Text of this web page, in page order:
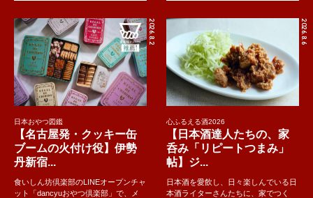
2026.8.2
日本おやつ図鑑
【名古屋発・クッキー缶
ブームの火付け役】伊勢
丹新宿...
食いしん坊倶楽部のLINEオープンチャ
ット「dancyuおやつ倶楽部」で、メ
2026.8.6
心ふるえる酒2026
【日本酒達人たちの、家
呑み「リピートつまみ」
帖】ジ...
日本酒を愛飲し、日々楽しんでいる日
本酒ライターさんたちに、家でつく